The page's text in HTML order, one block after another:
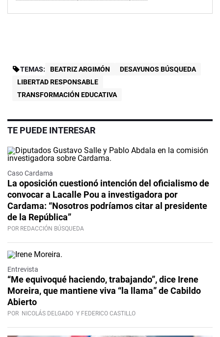
TEMAS: BEATRIZ ARGIMÓN
DESAYUNOS BÚSQUEDA
LIBERTAD RESPONSABLE
TRANSFORMACIÓN EDUCATIVA
TE PUEDE INTERESAR
Caso Cardama
La oposición cuestionó intención del oficialismo de
convocar a Lacalle Pou a investigadora por
Cardama: “Nosotros podríamos citar al presidente
de la República”
POR REDACCIÓN BÚSQUEDA
Video
Entrevista
“Me equivoqué haciendo, trabajando”, dice Irene
Moreira, que mantiene viva “la llama” de Cabildo
Abierto
POR NICOLÁS DELGADO Y FEDERICO CASTILLO